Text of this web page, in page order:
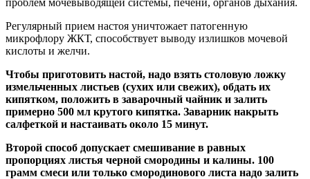
Регулярный прием настоя уничтожает патогенную
микрофлору ЖКТ, способствует выводу излишков мочевой
кислоты и желчи.
Чтобы приготовить настой, надо взять столовую ложку
измельченных листьев (сухих или свежих), обдать их
кипятком, положить в заварочный чайник и залить
примерно 500 мл крутого кипятка. Заварник накрыть
салфеткой и настаивать около 15 минут.
Второй способ допускает смешивание в равных
пропорциях листья черной смородины и калины. 100
грамм смеси или только смородинового листа надо залить